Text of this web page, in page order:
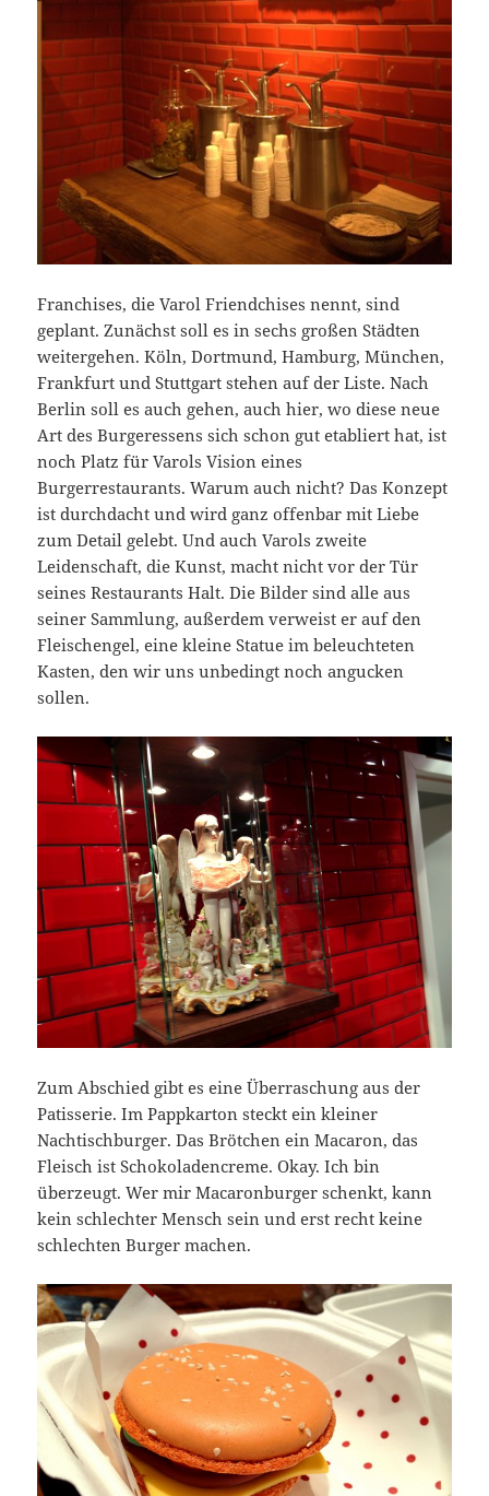
Franchises, die Varol Friendchises nennt, sind
geplant. Zunächst soll es in sechs großen Städten
weitergehen. Köln, Dortmund, Hamburg, München,
Frankfurt und Stuttgart stehen auf der Liste. Nach
Berlin soll es auch gehen, auch hier, wo diese neue
Art des Burgeressens sich schon gut etabliert hat, ist
noch Platz für Varols Vision eines
Burgerrestaurants. Warum auch nicht? Das Konzept
ist durchdacht und wird ganz offenbar mit Liebe
zum Detail gelebt. Und auch Varols zweite
Leidenschaft, die Kunst, macht nicht vor der Tür
seines Restaurants Halt. Die Bilder sind alle aus
seiner Sammlung, außerdem verweist er auf den
Fleischengel, eine kleine Statue im beleuchteten
Kasten, den wir uns unbedingt noch angucken
sollen.
Zum Abschied gibt es eine Überraschung aus der
Patisserie. Im Pappkarton steckt ein kleiner
Nachtischburger. Das Brötchen ein Macaron, das
Fleisch ist Schokoladencreme. Okay. Ich bin
überzeugt. Wer mir Macaronburger schenkt, kann
kein schlechter Mensch sein und erst recht keine
schlechten Burger machen.